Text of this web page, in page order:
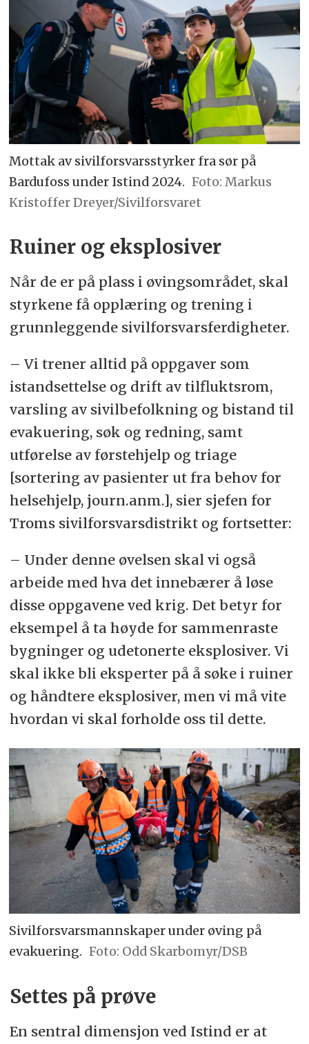
Mottak av sivilforsvarsstyrker fra sør på
Bardufoss under Istind 2024.
Markus
Kristoffer Dreyer/Sivilforsvaret
Ruiner og eksplosiver
Når de er på plass i øvingsområdet, skal
styrkene få opplæring og trening i
grunnleggende sivilforsvarsferdigheter.
– Vi trener alltid på oppgaver som
istandsettelse og drift av tilfluktsrom,
varsling av sivilbefolkning og bistand til
evakuering, søk og redning, samt
utførelse av førstehjelp og triage
[sortering av pasienter ut fra behov for
helsehjelp, journ.anm.], sier sjefen for
Troms sivilforsvarsdistrikt og fortsetter:
– Under denne øvelsen skal vi også
arbeide med hva det innebærer å løse
disse oppgavene ved krig. Det betyr for
eksempel å ta høyde for sammenraste
bygninger og udetonerte eksplosiver. Vi
skal ikke bli eksperter på å søke i ruiner
og håndtere eksplosiver, men vi må vite
hvordan vi skal forholde oss til dette.
Sivilforsvarsmannskaper under øving på
evakuering.
Odd Skarbomyr/DSB
Settes på prøve
En sentral dimensjon ved Istind er at